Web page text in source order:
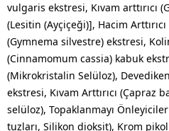
vulgaris ekstresi, Kıvam arttırıcı
(Lesitin (Ayçiçeği)], Hacim
(Gymnema silvestre) ekstresi,
(Cinnamomum cassia) kabuk
(Mikrokristalin Selüloz),
ekstresi, Kıvam Arttırıcı (Çapraz
selüloz), Topaklanmayı
tuzları, Silikon dioksit), Krom